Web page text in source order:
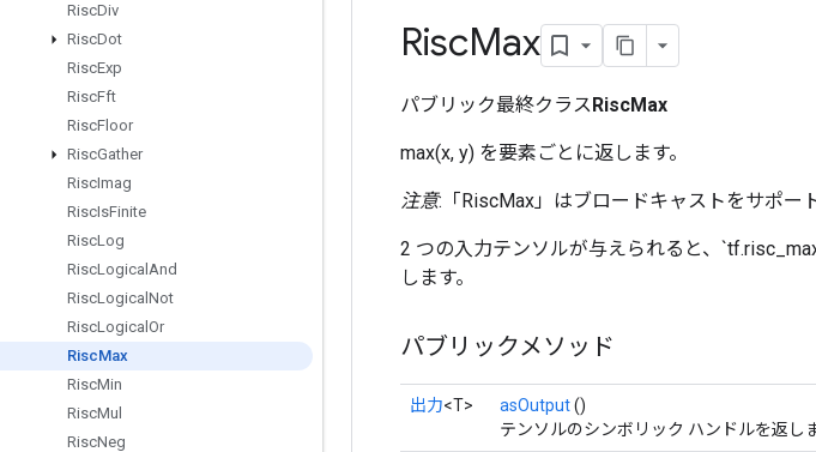
RiscDiv
RiscDot
RiscExp
RiscFft
RiscFloor
RiscGather
RiscImag
RiscIsFinite
RiscLog
RiscLogical And
RiscLogical Not
RiscLogical Or
RiscMax
RiscMin
RiscMul
RiscNeg
RiscMax
パブリック最終クラスRiscMax
max(x, y) を要素ごとに返します。
注意:「RiscMax」はブロードキャストをサポー
2 つの入力テンソルが与えられると、
します。
パブリックメソッド
出力<T> asOutput()
テンソルのシンボリック ハンドルを返しま